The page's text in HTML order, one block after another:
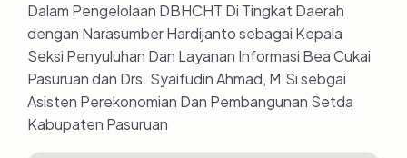
Dalam Pengelolaan DBHCHT Di Tingkat Daerah
dengan Narasumber Hardijanto sebagai Kepala
Seksi Penyuluhan Dan Layanan Informasi Bea Cukai
Pasuruan dan Drs. Syaifudin Ahmad, M.Si sebgai
Asisten Perekonomian Dan Pembangunan Setda
Kabupaten Pasuruan